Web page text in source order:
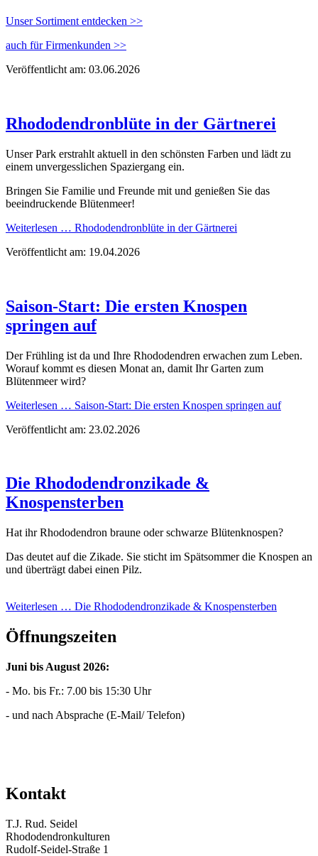
Unser Sortiment entdecken >>
auch für Firmenkunden >>
Veröffentlicht am: 03.06.2026
Rhododendronblüte in der Gärtnerei
Unser Park erstrahlt aktuell in den schönsten Farben und lädt zu
einem unvergesslichen Spaziergang ein.
Bringen Sie Familie und Freunde mit und genießen Sie das
beeindruckende Blütenmeer!
Weiterlesen … Rhododendronblüte in der Gärtnerei
Veröffentlicht am: 19.04.2026
Saison-Start: Die ersten Knospen
springen auf
Der Frühling ist da und Ihre Rhododendren erwachen zum Leben.
Worauf kommt es diesen Monat an, damit Ihr Garten zum
Blütenmeer wird?
Weiterlesen … Saison-Start: Die ersten Knospen springen auf
Veröffentlicht am: 23.02.2026
Die Rhododendronzikade &
Knospensterben
Hat ihr Rhododendron braune oder schwarze Blütenknospen?
Das deutet auf die Zikade. Sie sticht im Spätsommer die Knospen an
und überträgt dabei einen Pilz.
Weiterlesen … Die Rhododendronzikade & Knospensterben
Öffnungszeiten
Juni bis August 2026:
- Mo. bis Fr.: 7.00 bis 15:30 Uhr
- und nach Absprache (E-Mail/ Telefon)
Kontakt
T.J. Rud. Seidel
Rhododendronkulturen
Rudolf-Seidel-Straße 1